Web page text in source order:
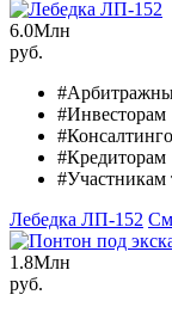
6.0Млн
руб.
#Инвесторам
#Кредиторам
#Участникам
Лебедка ЛП-152
1.8Млн
руб.